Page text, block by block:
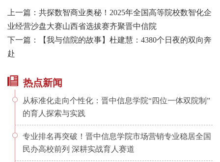
上一篇：共探数智商业奥秘！2025年全国高等院校数智化企
业经营沙盘大赛山西省选拔赛齐聚晋中信院
下一篇：【我与信院的故事】杜建慧：4380个日夜的双向奔
赴
热点新闻
从标准化走向个性化：晋中信息学院“四位一体双院制”
的育人探索与实践
专业排名再突破！晋中信息学院市场营销专业稳居全国
民办高校前列 深耕实战育人赛道